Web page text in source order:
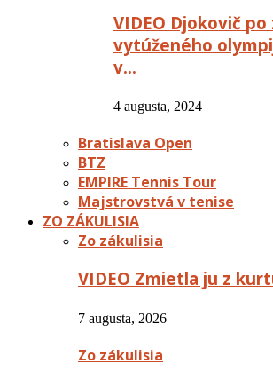
VIDEO Djokovič po
vytúženého
v…
4 augusta, 2024
Bratislava Open
BTZ
EMPIRE Tennis Tour
Majstrovstvá v tenise
ZO ZÁKULISIA
Zo zákulisia
VIDEO Zmietla ju z
7 augusta, 2026
Zo zákulisia